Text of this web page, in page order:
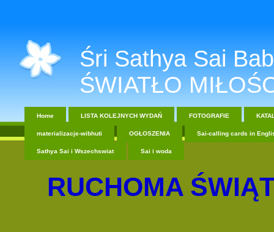
Śri Sathya Sai
ŚWIATŁO
Home LISTA KOLEJNYCH WYDAŃ FOTOGRAFIE
materializacje-wibhuti OGŁOSZENIA Sai-calling cards in
Sathya Sai i Wszechswiat Sai i woda
RUCHOMA